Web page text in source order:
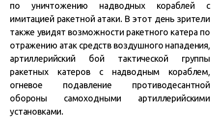
по уничтожению надводных кораблей с
имитацией ракетной атаки. В этот день зрители
также увидят возможности ракетного катера по
отражению атак средств воздушного нападения,
артиллерийский бой тактической группы
ракетных катеров с надводным кораблем,
огневое подавление противодесантной
обороны самоходными артиллерийскими
установками.